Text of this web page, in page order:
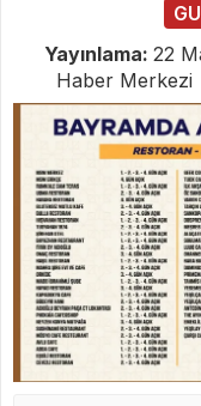
Yayınlama: 22
Haber Merkezi